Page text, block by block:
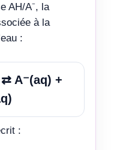
AH/A⁻, la
à la
:
A⁻(aq) +
: